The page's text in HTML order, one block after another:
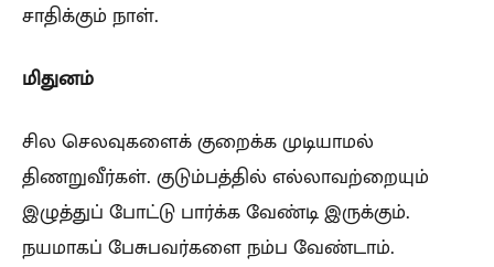
சாதிக்கும் நாள்.
மிதுனம்
சில செலவுகளைக் குறைக்க முடியாமல்
திணறுவீர்கள். குடும்பத்தில் எல்லாவற்றையும்
இழுத்துப் போட்டு பார்க்க வேண்டி இருக்கும்.
நயமாகப் பேசுபவர்களை நம்ப வேண்டாம்.